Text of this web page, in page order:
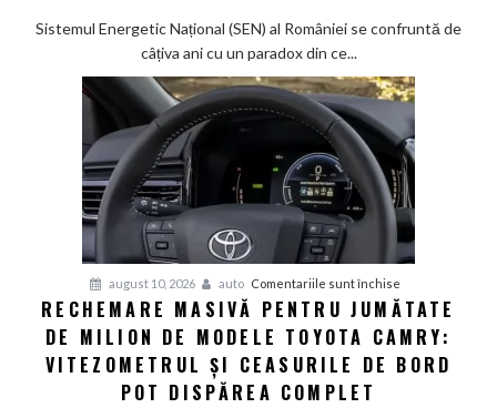
roți:
tehnologiile
V2G
și
V2L
să
salveze
România
de
o
criză
energetică
Sistemul Energetic Național (SEN) al României se confruntă de
câțiva ani cu un paradox din ce...
august 10, 2026 auto Comentariile sunt închise
Rechemare
masivă
pentru
RECHEMARE MASIVĂ PENTRU JUMĂTATE
DE MILION DE MODELE TOYOTA CAMRY:
VITEZOMETRUL ȘI CEASURILE DE BORD
POT DISPĂREA COMPLET